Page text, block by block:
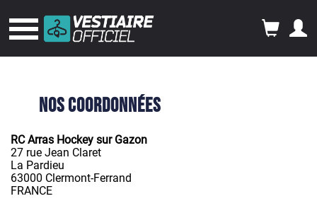
Nos coordonnées
RC Arras Hockey sur Gazon
27 rue Jean Claret
La Pardieu
63000 Clermont-Ferrand
FRANCE